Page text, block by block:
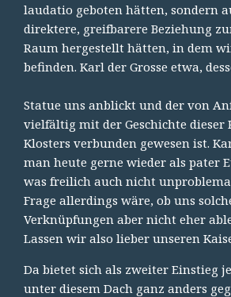
laudatio geboten hätten, sondern
direktere, greifbarere Beziehung
Raum hergestellt hätten, in dem
befinden. Karl der Grosse etwa,
Statue uns anblickt und der von
vielfältig mit der Geschichte dieser
Klosters verbunden gewesen ist.
man heute gerne wieder als pater
was freilich auch nicht
Frage allerdings wäre, ob uns
Verknüpfungen aber nicht eher
Lassen wir also lieber unseren
Da bietet sich als zweiter Einstieg
unter diesem Dach ganz anders